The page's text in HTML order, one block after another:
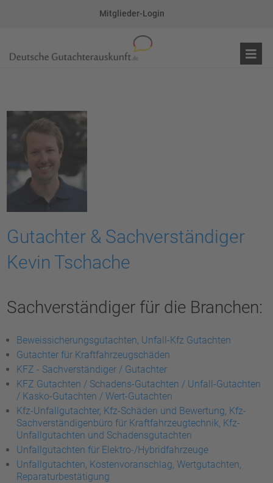
Mitglieder-Login
Gutachter & Sachverständiger
Kevin Tschache
Sachverständiger für die Branchen:
Beweissicherungsgutachten, Unfall-Kfz Gutachten
Gutachter für Kraftfahrzeugschäden
KFZ - Sachverständiger / Gutachter
KFZ Gutachten / Schadens-Gutachten / Unfall-Gutachten
/ Kasko-Gutachten / Wert-Gutachten
Kfz-Unfallgutachter, Kfz-Schäden und Bewertung, Kfz-
Sachverständigenbüro für Kraftfahrzeugtechnik, Kfz-
Unfallgutachten und Schadensgutachten
Unfallgutachten für Elektro-/Hybridfahrzeuge
Unfallgutachten, Kostenvoranschlag, Wertgutachten,
Reparaturbestätigung